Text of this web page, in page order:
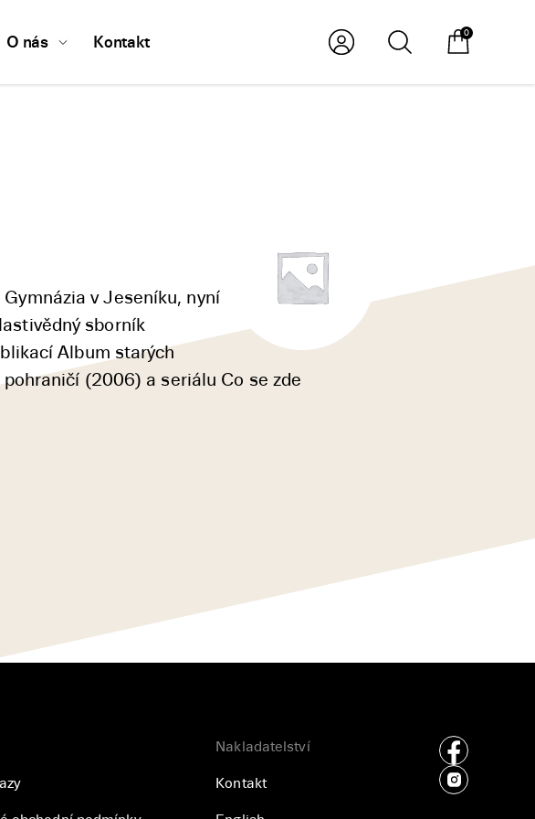
O nás Kontakt 0
v Jeseníku, nyní
sborník
Album starých
(2006) a seriálu Co se zde
Nakladatelství
Kontakt